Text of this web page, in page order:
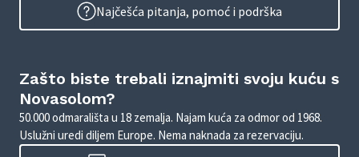
Najčešća pitanja, pomoć i podrška
Zašto biste trebali iznajmiti svoju kuću s
Novasolom?
50.000 odmarališta u 18 zemalja. Najam kuća za odmor od 1968.
Uslužni uredi diljem Europe. Nema naknada za rezervaciju.